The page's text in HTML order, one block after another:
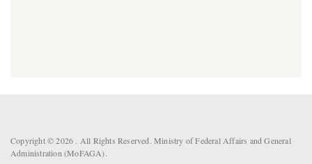
Copyright © 2026 . All Rights Reserved. Ministry of Federal Affairs and General
Administration (MoFAGA).